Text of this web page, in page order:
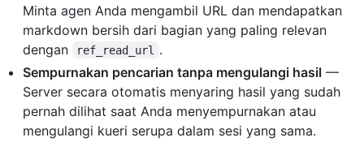
Minta agen Anda mengambil URL dan mendapatkan
markdown bersih dari bagian yang paling relevan
dengan
ref_read_url
.
Sempurnakan pencarian tanpa mengulangi hasil —
Server secara otomatis menyaring hasil yang sudah
pernah dilihat saat Anda menyempurnakan atau
mengulangi kueri serupa dalam sesi yang sama.